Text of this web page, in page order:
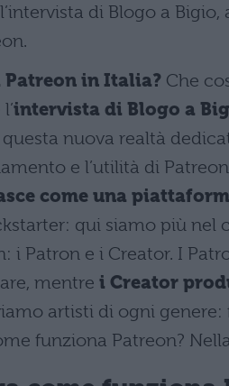
di Blogo a
Patreon in Italia? Che
intervista di Blogo a
nuova realtà
e l’utilità di
come una
qui siamo più
i Patron e i Creator. I
mentre i Creator
artisti di ogni
funziona Patreon?